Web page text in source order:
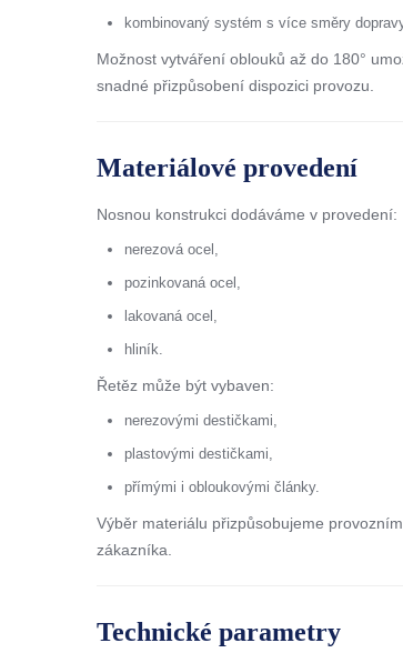
kombinovaný systém s více směry
Možnost vytváření oblouků až do 180°
snadné přizpůsobení dispozici provozu.
Materiálové provedení
Nosnou konstrukci dodáváme v provedení:
nerezová ocel,
pozinkovaná ocel,
lakovaná ocel,
hliník.
Řetěz může být vybaven:
nerezovými destičkami,
plastovými destičkami,
přímými i obloukovými články.
Výběr materiálu přizpůsobujeme
zákazníka.
Technické parametry